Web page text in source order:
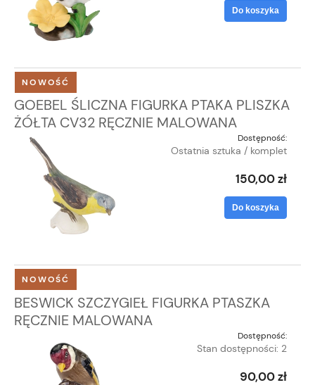
Do koszyka
GOEBEL ŚLICZNA FIGURKA PTAKA PLISZKA
ŻÓŁTA CV32 RĘCZNIE MALOWANA
Dostępność:
Ostatnia sztuka / komplet
150,00 zł
Do koszyka
NOWOŚĆ
BESWICK SZCZYGIEŁ FIGURKA PTASZKA
RĘCZNIE MALOWANA
Dostępność:
Stan dostępności: 2
90,00 zł
NOWOŚĆ